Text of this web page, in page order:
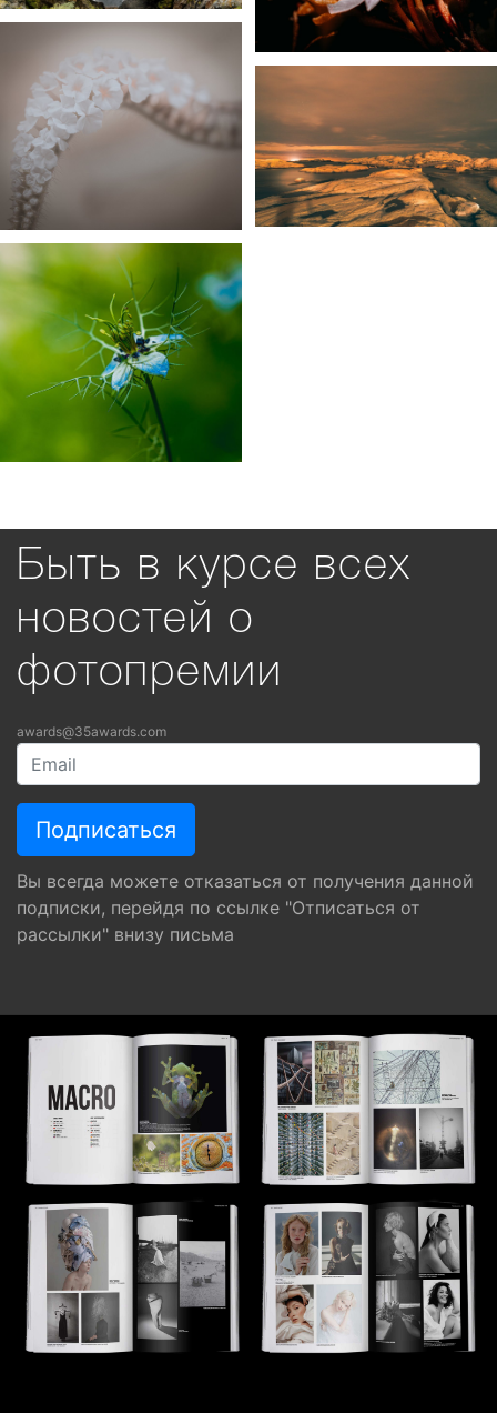
Быть в курсе всех
новостей о
фотопремии
awards@35awards.com
Вы всегда можете отказаться от получения данной
подписки, перейдя по ссылке "Отписаться от
рассылки" внизу письма